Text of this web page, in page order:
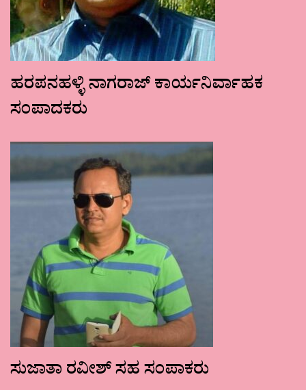
ಹರಪನಹಳ್ಳಿ ನಾಗರಾಜ್ ಕಾರ್ಯನಿರ್ವಾಹಕ
ಸಂಪಾದಕರು
ಸುಜಾತಾ ರವೀಶ್ ಸಹ ಸಂಪಾಕರು